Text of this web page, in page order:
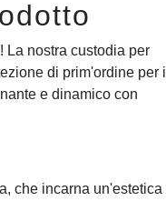
La nostra custodia per
di prim'ordine per il
e dinamico con
che incarna un'estetica